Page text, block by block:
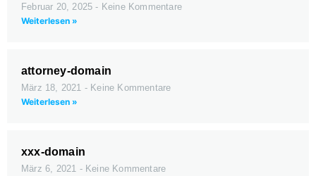
Februar 20, 2025
Keine Kommentare
Weiterlesen »
attorney-domain
März 18, 2021
Keine Kommentare
Weiterlesen »
xxx-domain
März 6, 2021
Keine Kommentare